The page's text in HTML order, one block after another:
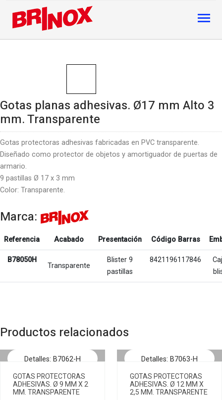
Gotas planas adhesivas. Ø17 mm Alto 3
mm. Transparente
Gotas protectoras adhesivas fabricadas en PVC transparente.
Diseñado como protector de objetos y amortiguador de puertas de
armario.
9 pastillas Ø 17 x 3 mm
Color: Transparente.
Marca:
Referencia Acabado Presentación Código Barras
B78050H
Transparente
Blister 9
pastillas
8421196117846
Productos relacionados
Detalles: B7062-H
GOTAS PROTECTORAS
ADHESIVAS. Ø 9 MM X 2
MM. TRANSPARENTE
Detalles: B7063-H
GOTAS PROTECTORAS
ADHESIVAS. Ø 12 MM X
2,5 MM. TRANSPARENTE